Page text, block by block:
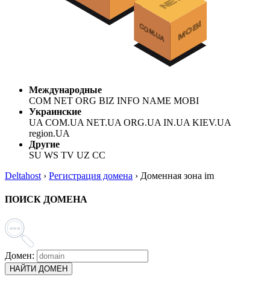
Международные
COM NET ORG BIZ INFO NAME MOBI
Украинские
UA COM.UA NET.UA ORG.UA IN.UA KIEV.UA
region.UA
Другие
SU WS TV UZ CC
Deltahost › Регистрация домена › Доменная зона im
ПОИСК ДОМЕНА
Домен:
НАЙТИ ДОМЕН